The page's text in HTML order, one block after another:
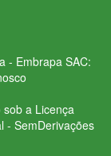
- Embrapa SAC:
a Licença
- SemDerivações